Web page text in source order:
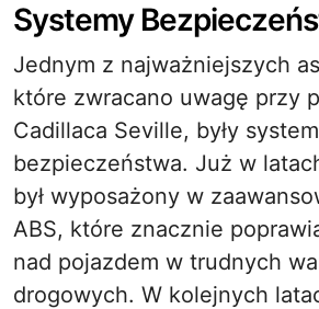
Systemy
Jednym z najważniejszych
które zwracano uwagę przy
Cadillaca Seville, były
bezpieczeństwa. Już w
był wyposażony w
ABS, które znacznie
nad pojazdem w trudnych
drogowych. W kolejnych